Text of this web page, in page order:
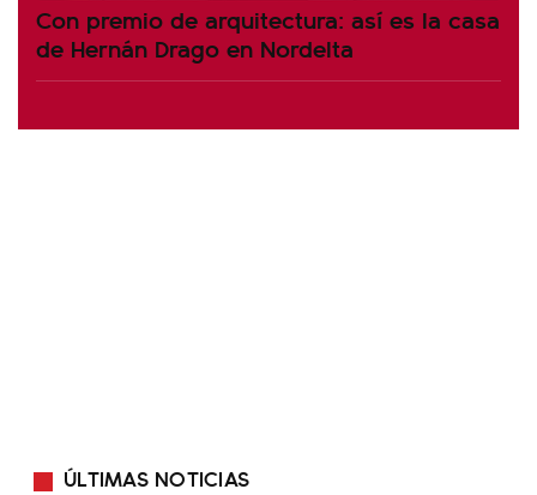
Con premio de arquitectura: así es la casa
de Hernán Drago en Nordelta
ÚLTIMAS NOTICIAS